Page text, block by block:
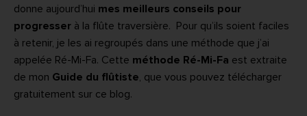
donne aujourd’hui mes meilleurs conseils pour
progresser à la flûte traversière. Pour qu’ils soient faciles
à retenir, je les ai regroupés dans une méthode que j’ai
appelée Ré-Mi-Fa. Cette méthode Ré-Mi-Fa est extraite
de mon Guide du flûtiste, que vous pouvez télécharger
gratuitement sur ce blog.